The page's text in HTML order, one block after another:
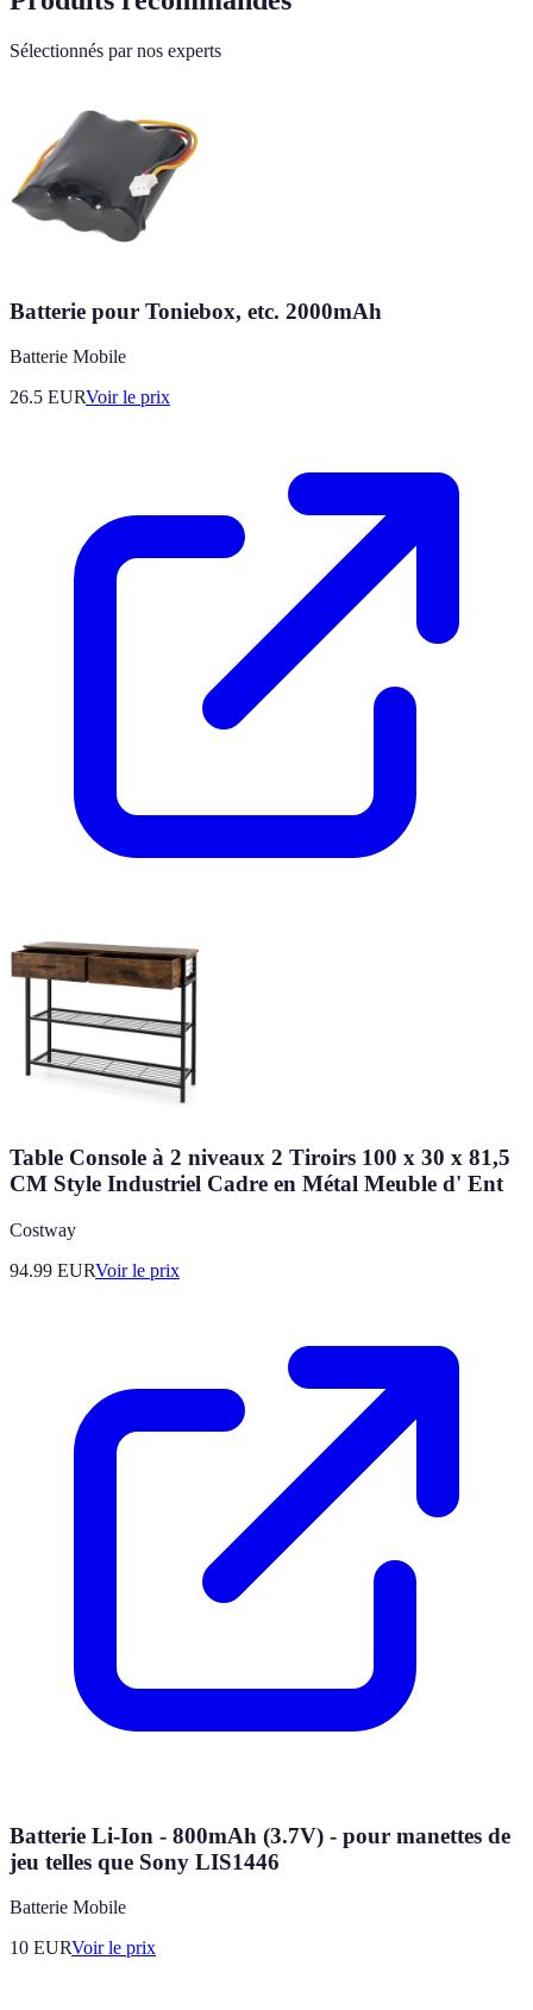
Sélectionnés par nos experts
Batterie pour Toniebox, etc. 2000mAh
Batterie Mobile
26.5 EURVoir le prix
Table Console à 2 niveaux 2 Tiroirs 100 x 30 x 81,5
CM Style Industriel Cadre en Métal Meuble d' Ent
Costway
94.99 EURVoir le prix
Batterie Li-Ion - 800mAh (3.7V) - pour manettes de
jeu telles que Sony LIS1446
Batterie Mobile
10 EURVoir le prix